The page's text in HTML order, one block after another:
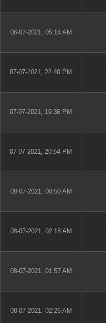
06-07-2021, 05:14 AM
07-07-2021, 22:40 PM
07-07-2021, 19:36 PM
07-07-2021, 20:54 PM
08-07-2021, 00:50 AM
08-07-2021, 02:18 AM
08-07-2021, 01:57 AM
08-07-2021, 02:26 AM